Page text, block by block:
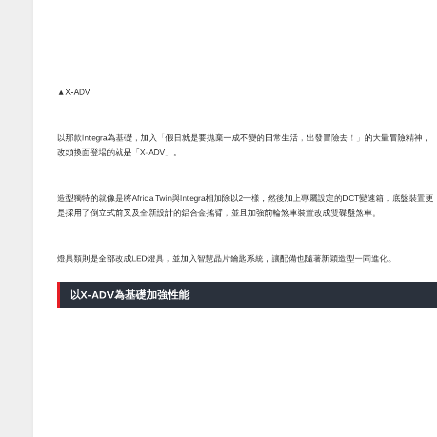
▲X-ADV
以那款Integra為基礎，加入「假日就是要拋棄一成不變的日常生活，出發冒險去！」的大量冒險精神，
改頭換面登場的就是「X-ADV」。
造型獨特的就像是將Africa Twin與Integra相加除以2一樣，然後加上專屬設定的DCT變速箱，底盤裝置更
是採用了倒立式前叉及全新設計的鋁合金搖臂，並且加強前輪煞車裝置改成雙碟盤煞車。
燈具類則是全部改成LED燈具，並加入智慧晶片鑰匙系統，讓配備也隨著新穎造型一同進化。
以X-ADV為基礎加強性能